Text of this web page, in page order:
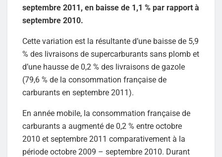
septembre 2011, en baisse de 1,1 % par rapport à
septembre 2010.
Cette variation est la résultante d’une baisse de 5,9
% des livraisons de supercarburants sans plomb et
d’une hausse de 0,2 % des livraisons de gazole
(79,6 % de la consommation française de
carburants en septembre 2011).
En année mobile, la consommation française de
carburants a augmenté de 0,2 % entre octobre
2010 et septembre 2011 comparativement à la
période octobre 2009 – septembre 2010. Durant